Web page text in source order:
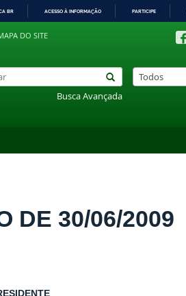
BR ACESSO À INFORMAÇÃO PARTICIPE
DO SITE
Busca Avançada
Todos
DE 30/06/2009